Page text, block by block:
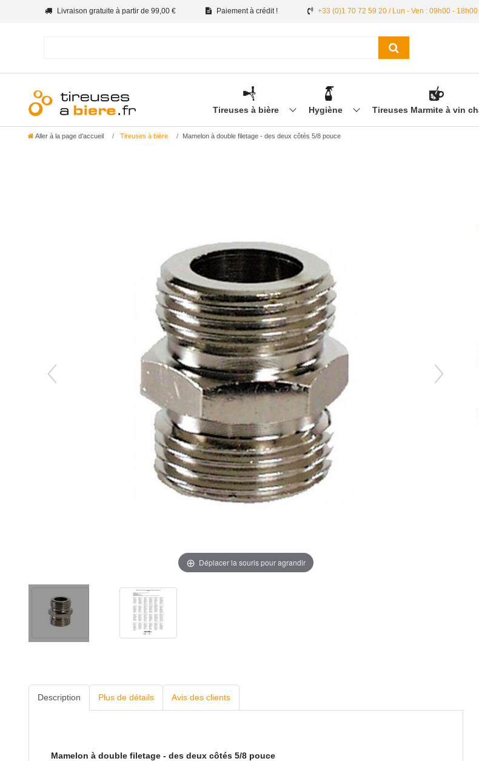
Livraison gratuite à partir de 99,00 € Paiement à crédit ! +33 (0)1 70 72 59 20 / Lun - Ven : 09h00 - 18h00
Tireuses à bière Hygiène Tireuses Marmite à vin
Aller à la page d’accueil Tireuses à bière Mamelon à double filetage - des deux côtés 5/8 pouce
Déplacer la souris pour agrandir
Description Plus de détails Avis des clients
Mamelon à double filetage - des deux côtés 5/8 pouce